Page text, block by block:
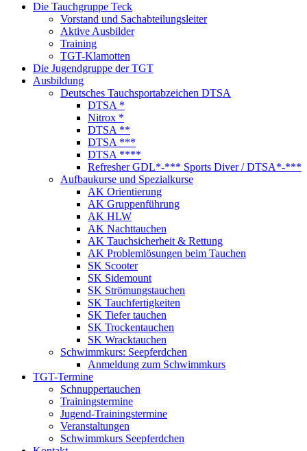
Die Tauchgruppe Teck
Vorstand und Sachabteilungsleiter
Aktive Ausbilder
Training
TGT-Klamotten
Die Jugendgruppe der TGT
Ausbildung
Deutsches Tauchsportabzeichen DTSA
DTSA *
Nitrox *
DTSA **
DTSA ***
DTSA ****
Refresher GDL*-*** Sports Diver / DTSA*-***
Aufbaukurse und Spezialkurse
AK Orientierung
AK Gruppenführung
AK HLW
AK Nachttauchen
AK Tauchsicherheit & Rettung
AK Problemlösungen beim Tauchen
SK Scooter
SK Sidemount
SK Strömungstauchen
SK Tauchfertigkeiten
SK Tiefer tauchen
SK Trockentauchen
SK Wracktauchen
Schwimmkurs: Seepferdchen
Anmeldung zum Schwimmkurs
TGT-Termine
Schnuppertauchen
Trainingstermine
Jugend-Trainingstermine
Veranstaltungen
Schwimmkurs Seepferdchen